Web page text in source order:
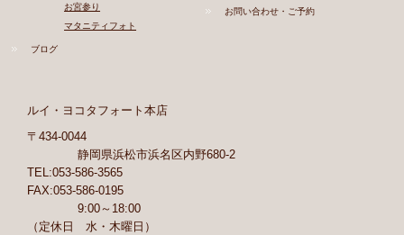
お宮参り
マタニティフォト
ブログ
お問い合わせ・ご予約
ルイ・ヨコタフォート本店
〒434-0044
静岡県浜松市浜名区内野680-2
TEL:053-586-3565
FAX:053-586-0195
9:00～18:00
（定休日 水・木曜日）